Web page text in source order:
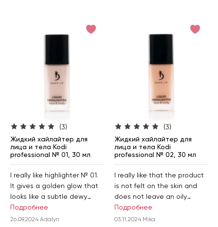
(3)
Жидкий хайлайтер для
лица и тела Kodi
professional № 01, 30 мл
I really like highlighter № 01.
It gives a golden glow that
looks like a subtle dewy
glow on the skin.
Подробнее
26.09.2024 Adalyn
(3)
Жидкий хайлайтер для
лица и тела Kodi
professional № 02, 30 мл
I really like that the product
is not felt on the skin and
does not leave an oily
sheen. This highlighter looks
very natural, as if it glows
Подробнее
03.11.2024 Mika